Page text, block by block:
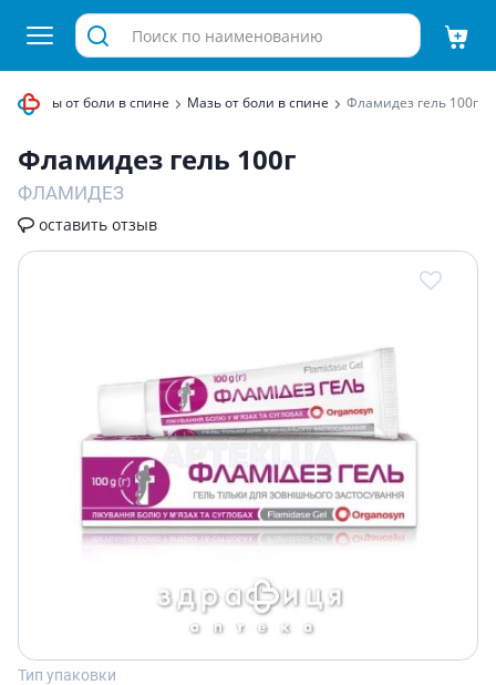
от боли в спине Мазь от боли в спине Фламидез гель 100г
Фламидез гель 100г
ФЛАМИДЕЗ
оставить отзыв
Тип упаковки